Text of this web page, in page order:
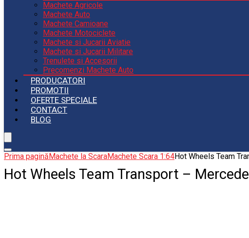
Machete Agricole
Machete Auto
Machete Camioane
Machete Motociclete
Machete si Jucarii Aviatie
Machete si Jucarii Militare
Trenulete si Accesorii
Precomenzi Machete Auto
PRODUCATORI
PROMOTII
OFERTE SPECIALE
CONTACT
BLOG
Prima paginăMachete la ScaraMachete Scara 1:64Hot Wheels Team
Hot Wheels Team Transport –